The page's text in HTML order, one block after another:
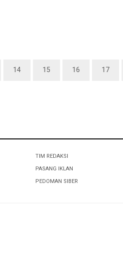
14 15 16 17
TIM REDAKSI
PASANG IKLAN
PEDOMAN SIBER